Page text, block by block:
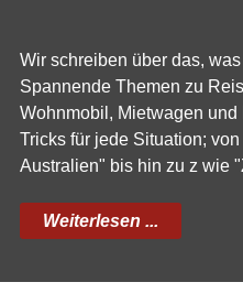
Wir schreiben über das,
Spannende Themen zu
Wohnmobil, Mietwagen und
Tricks für jede Situation;
Australien" bis hin zu z wie
Weiterlesen ...